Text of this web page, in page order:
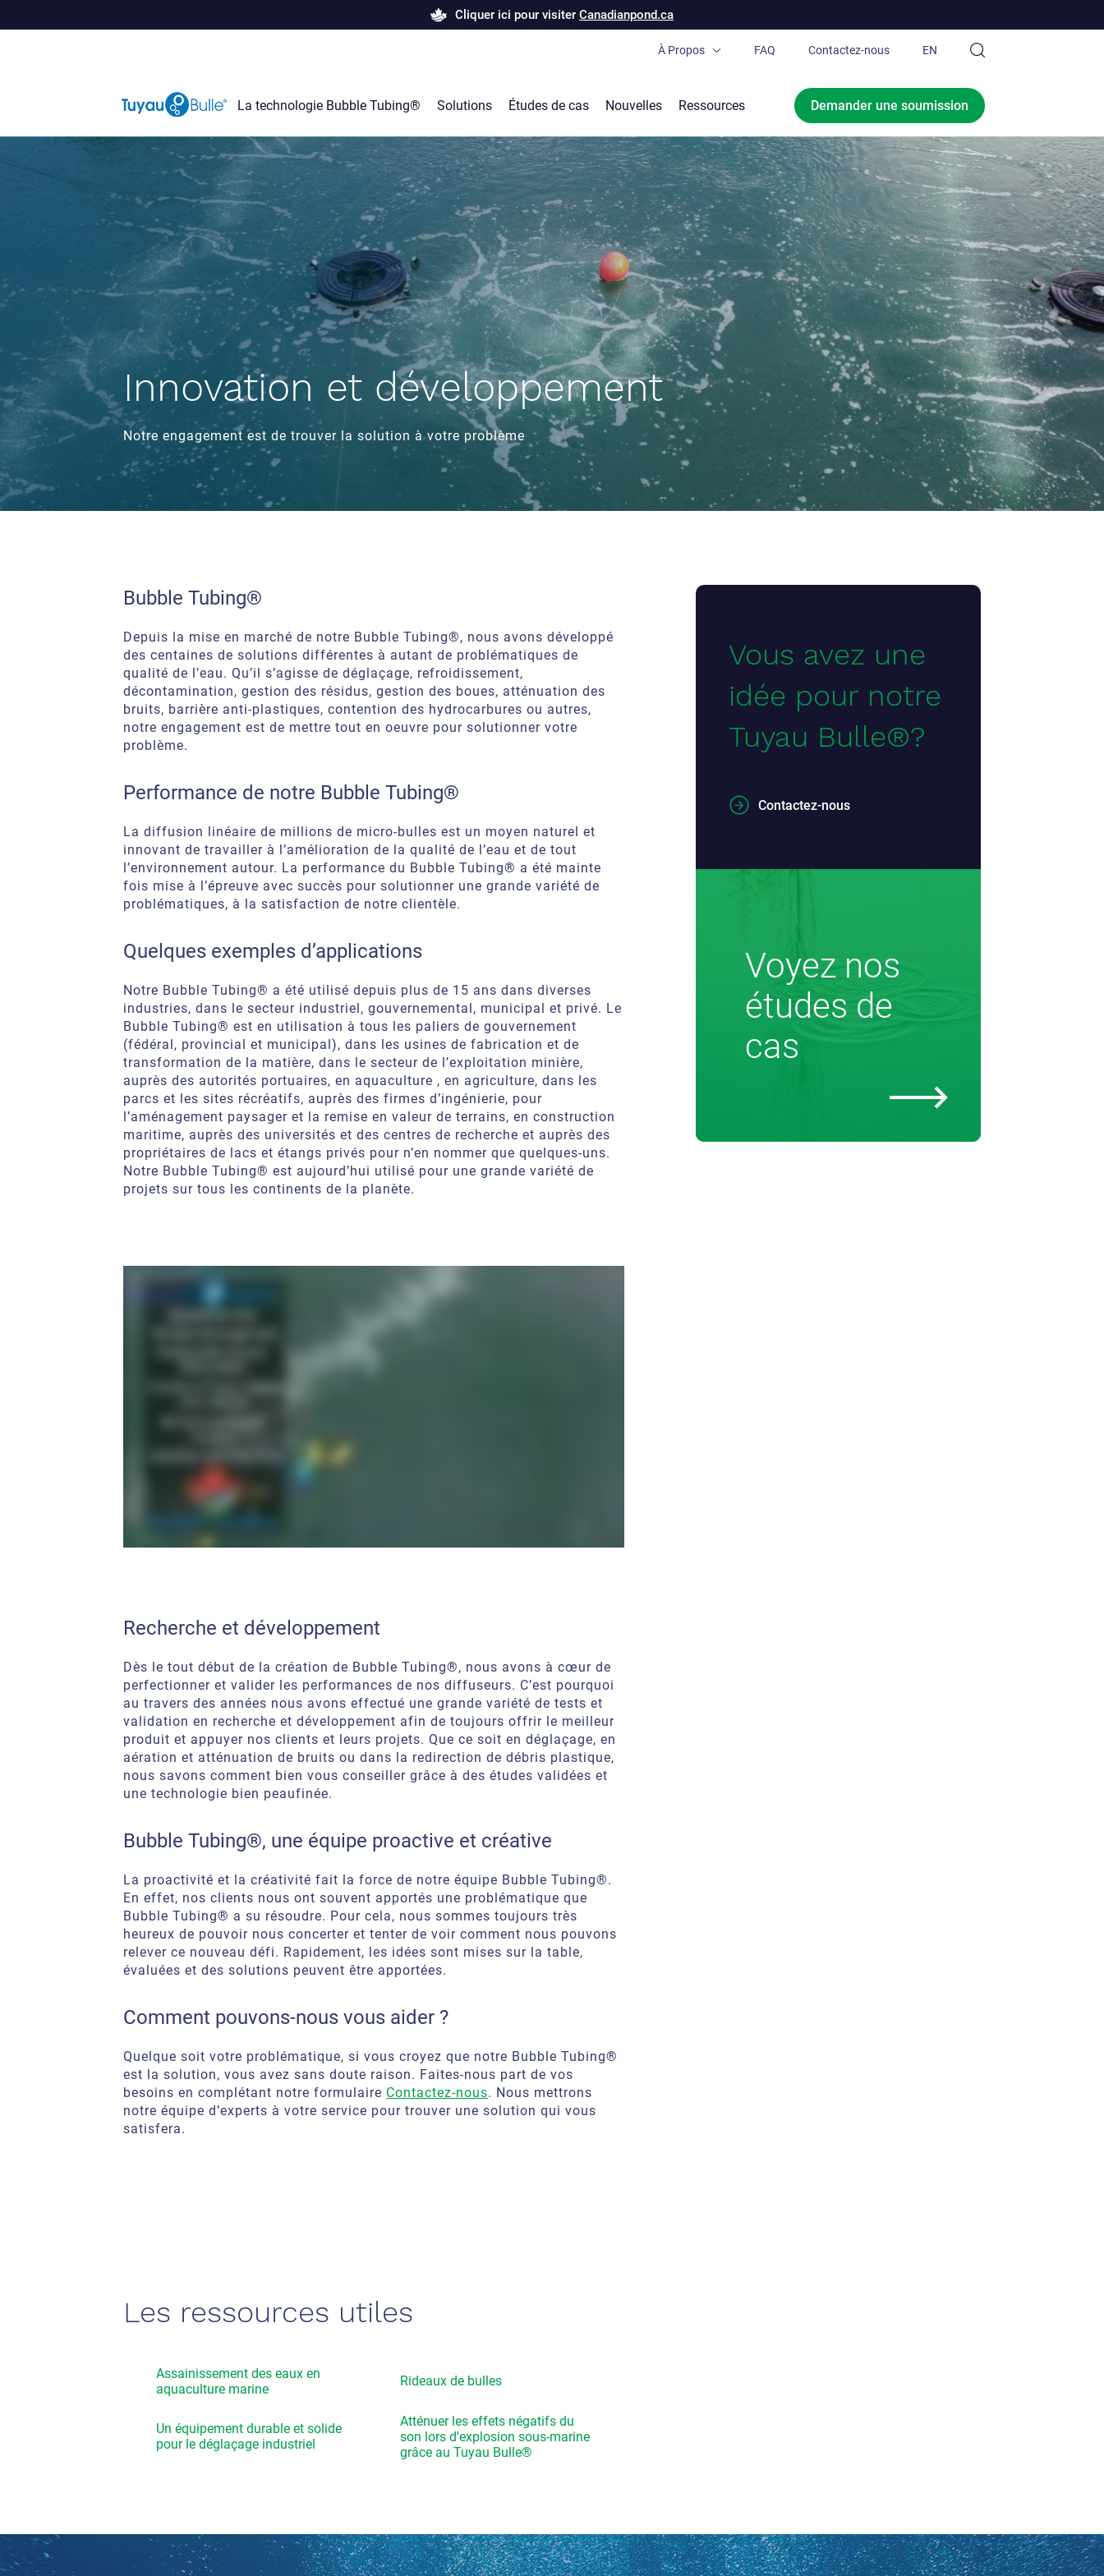
Cliquer ici pour visiter Canadianpond.ca
À Propos
Carrières
Notre offre de services
FAQ Contactez-nous EN
La technologie Bubble Tubing® Solutions Études de cas Nouvelles Ressources Demander une soumission
Innovation et développement
Notre engagement est de trouver la solution à votre problème
Bubble Tubing®
Depuis la mise en marché de notre Bubble Tubing®, nous avons développé
des centaines de solutions différentes à autant de problématiques de
qualité de l’eau. Qu’il s’agisse de déglaçage, refroidissement,
décontamination, gestion des résidus, gestion des boues, atténuation des
bruits, barrière anti-plastiques, contention des hydrocarbures ou autres,
notre engagement est de mettre tout en oeuvre pour solutionner votre
problème.
Performance de notre Bubble Tubing®
La diffusion linéaire de millions de micro-bulles est un moyen naturel et
innovant de travailler à l’amélioration de la qualité de l’eau et de tout
l’environnement autour. La performance du Bubble Tubing® a été mainte
fois mise à l’épreuve avec succès pour solutionner une grande variété de
problématiques, à la satisfaction de notre clientèle.
Quelques exemples d’applications
Notre Bubble Tubing® a été utilisé depuis plus de 15 ans dans diverses
industries, dans le secteur industriel, gouvernemental, municipal et privé. Le
Bubble Tubing® est en utilisation à tous les paliers de gouvernement
(fédéral, provincial et municipal), dans les usines de fabrication et de
transformation de la matière, dans le secteur de l’exploitation minière,
auprès des autorités portuaires, en aquaculture , en agriculture, dans les
parcs et les sites récréatifs, auprès des firmes d’ingénierie, pour
l’aménagement paysager et la remise en valeur de terrains, en construction
maritime, auprès des universités et des centres de recherche et auprès des
propriétaires de lacs et étangs privés pour n’en nommer que quelques-uns.
Notre Bubble Tubing® est aujourd’hui utilisé pour une grande variété de
projets sur tous les continents de la planète.
Recherche et développement
Dès le tout début de la création de Bubble Tubing®, nous avons à cœur de
perfectionner et valider les performances de nos diffuseurs. C’est pourquoi
au travers des années nous avons effectué une grande variété de tests et
validation en recherche et développement afin de toujours offrir le meilleur
produit et appuyer nos clients et leurs projets. Que ce soit en déglaçage, en
aération et atténuation de bruits ou dans la redirection de débris plastique,
nous savons comment bien vous conseiller grâce à des études validées et
une technologie bien peaufinée.
Bubble Tubing®, une équipe proactive et créative
La proactivité et la créativité fait la force de notre équipe Bubble Tubing®.
En effet, nos clients nous ont souvent apportés une problématique que
Bubble Tubing® a su résoudre. Pour cela, nous sommes toujours très
heureux de pouvoir nous concerter et tenter de voir comment nous pouvons
relever ce nouveau défi. Rapidement, les idées sont mises sur la table,
évaluées et des solutions peuvent être apportées.
Comment pouvons-nous vous aider ?
Quelque soit votre problématique, si vous croyez que notre Bubble Tubing®
est la solution, vous avez sans doute raison. Faites-nous part de vos
besoins en complétant notre formulaire Contactez-nous. Nous mettrons
notre équipe d’experts à votre service pour trouver une solution qui vous
satisfera.
Vous avez une
idée pour notre
Tuyau Bulle®?
Contactez-nous
Voyez nos
études de
cas
Les ressources utiles
Assainissement des eaux en
aquaculture marine
Rideaux de bulles
Un équipement durable et solide
pour le déglaçage industriel
Atténuer les effets négatifs du
son lors d'explosion sous-marine
grâce au Tuyau Bulle®